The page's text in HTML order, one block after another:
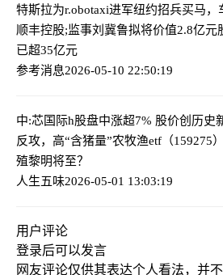
特斯拉为r.obotaxi进军纽约招兵买马
顺丰控股;监事刘冀鲁拟将价值2.8亿
已超35亿元
参考消息2026-05-10 22:50:19
中:芯国际h股盘中涨超7% 股价创历史
反攻，高“含猪量”农牧渔etf（159275
殖黎明将至？
人生五味2026-05-01 13:03:19
用户评论
登录后可以发言
网友评论仅供其表达个人看法，并